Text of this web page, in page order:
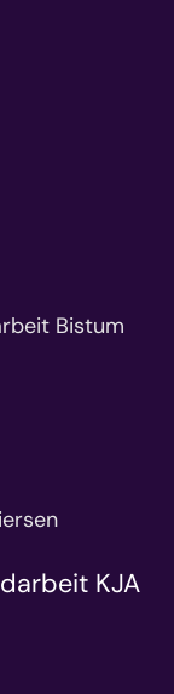
Bistum
KJA